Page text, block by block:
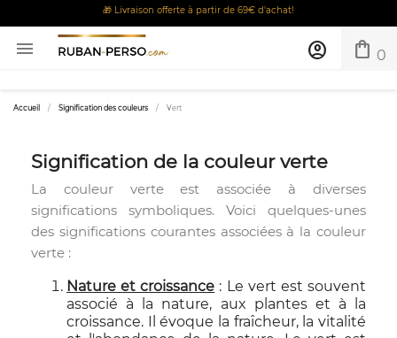
🎁 Livraison offerte à partir de 69€ d'achat!
 shopping_bag 0
account_circle
Accueil Signification des couleurs Vert
Signification de la couleur verte
La couleur verte est associée à diverses
significations symboliques. Voici quelques-unes
des significations courantes associées à la couleur
verte :
Nature et croissance : Le vert est souvent
associé à la nature, aux plantes et à la
croissance. Il évoque la fraîcheur, la vitalité